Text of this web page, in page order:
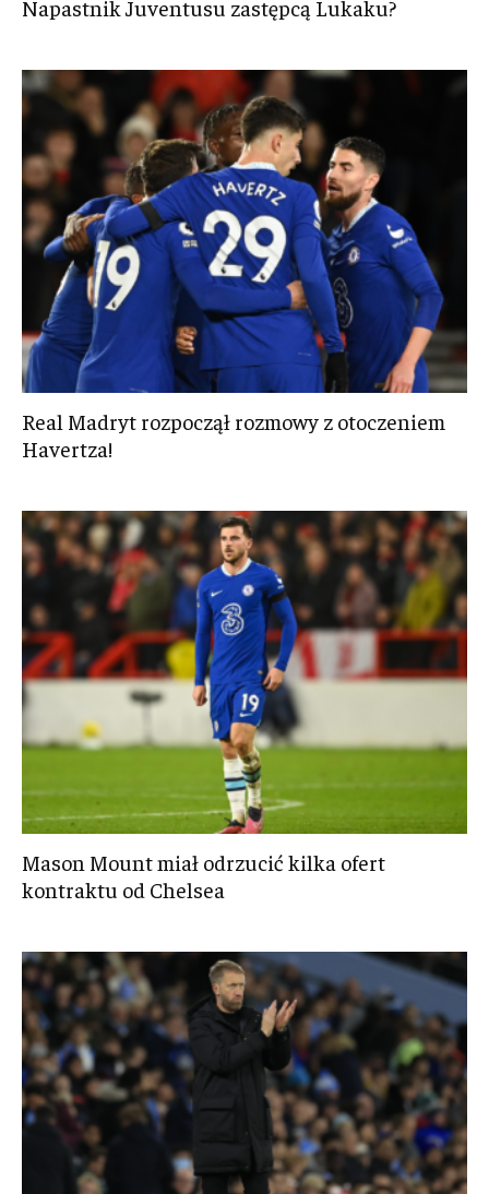
Napastnik Juventusu zastępcą Lukaku?
Real Madryt rozpoczął rozmowy z otoczeniem
Havertza!
Mason Mount miał odrzucić kilka ofert
kontraktu od Chelsea